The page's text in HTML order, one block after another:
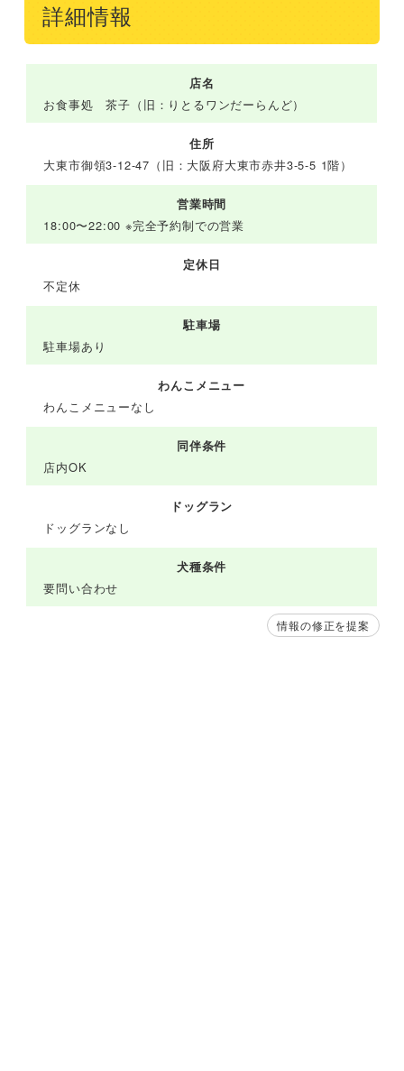
詳細情報
店名
お食事処 茶子（旧：りとるワンだーらんど）
住所
大東市御領3-12-47（旧：大阪府大東市赤井3-5-5 1階）
営業時間
18:00〜22:00 ※完全予約制での営業
定休日
不定休
駐車場
駐車場あり
わんこメニュー
わんこメニューなし
同伴条件
店内OK
ドッグラン
ドッグランなし
犬種条件
要問い合わせ
情報の修正を提案